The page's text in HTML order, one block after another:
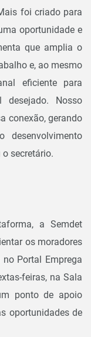
foi criado para
oportunidade e
que amplia o
e, ao mesmo
eficiente para
Nosso
conexão, gerando
desenvolvimento
secretário.
a Semdet
os moradores
Portal Emprega
feiras, na Sala
ponto de apoio
oportunidades de